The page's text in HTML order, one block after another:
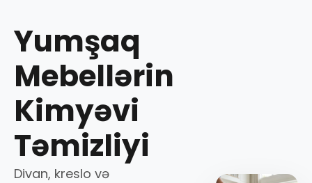
Yumşaq
Mebellərin
Kimyəvi
Təmizliyi
Divan, kreslo və